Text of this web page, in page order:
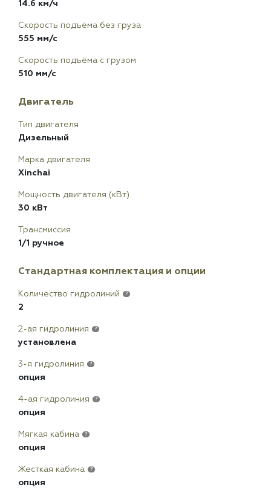
14.6 км/ч
Скорость подъёма без груза
555 мм/с
Скорость подъёма с грузом
510 мм/с
Двигатель
Тип двигателя
Дизельный
Марка двигателя
Xinchai
Мощность двигателя (кВт)
30 кВт
Трансмиссия
1/1 ручное
Стандартная комплектация и опции
Количество гидролиний ?
2
2-ая гидролиния ?
установлена
3-я гидролиния ?
опция
4-ая гидролиния ?
опция
Мягкая кабина ?
опция
Жесткая кабина ?
опция